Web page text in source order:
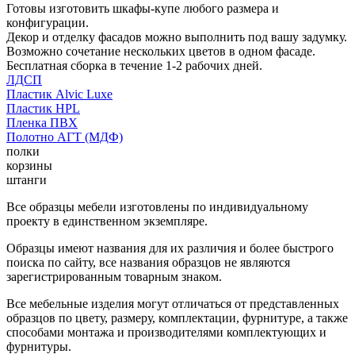
Готовы изготовить шкафы-купе любого размера и
конфигурации.
Декор и отделку фасадов можно выполнить под вашу задумку.
Возможно сочетание нескольких цветов в одном фасаде.
Бесплатная сборка в течение 1-2 рабочих дней.
ЛДСП
Пластик Alvic Luxe
Пластик HPL
Пленка ПВХ
Полотно АГТ (МДФ)
полки
корзины
штанги
Все образцы мебели изготовлены по индивидуальному
проекту в единственном экземпляре.
Образцы имеют названия для их различия и более быстрого
поиска по сайту, все названия образцов не являются
зарегистрированным товарным знаком.
Все мебельные изделия могут отличаться от представленных
образцов по цвету, размеру, комплектации, фурнитуре, а также
способами монтажа и производителями комплектующих и
фурнитуры.